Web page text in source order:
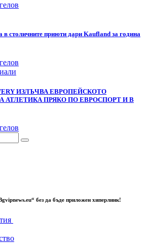
в столичните приюти дари Kaufland за година
ИЗЛЪЧВА ЕВРОПЕЙСКОТО
АТЛЕТИКА ПРЯКО ПО ЕВРОСПОРТ И В
без да бъде приложен хиперлинк!